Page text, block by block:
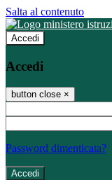
Salta al contenuto
Accedi
Accedi
button close ×
Password dimenticata?